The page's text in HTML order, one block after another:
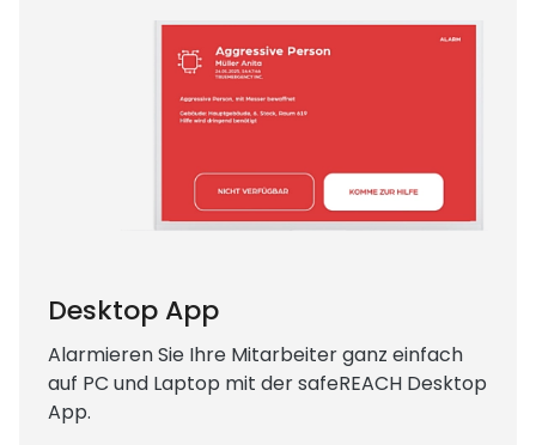
Desktop App
Alarmieren Sie Ihre Mitarbeiter ganz einfach
auf PC und Laptop mit der safeREACH Desktop
App.